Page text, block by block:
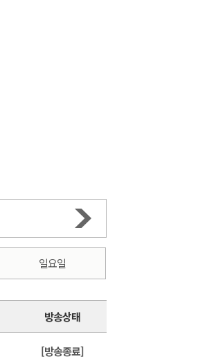
일요일
방송상태
[방송종료]